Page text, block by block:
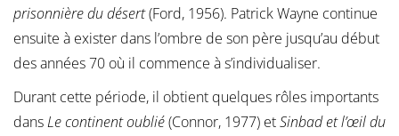
prisonnière du désert(Ford, 1956). Patrick Wayne continue
ensuite à exister dans l’ombre de son père jusqu’au début
des années 70 où il commence à s’individualiser.
Durant cette période, il obtient quelques rôles importants
dansLe continent oublié(Connor, 1977) etSinbad et l’œil du